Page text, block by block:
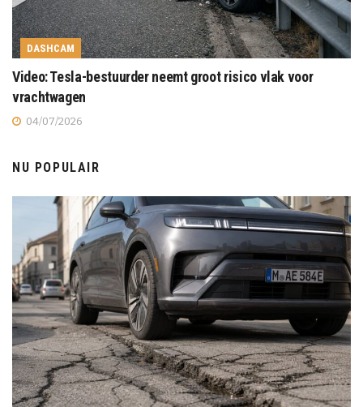
DASHCAM
Video: Tesla-bestuurder neemt groot risico vlak voor
vrachtwagen
04/07/2026
NU POPULAIR